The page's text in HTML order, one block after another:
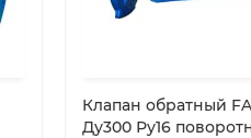
Клапан обратный
Ду300 Ру16